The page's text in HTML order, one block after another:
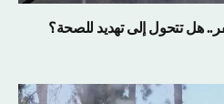
هل تتحول إلى تهديد للصحة؟